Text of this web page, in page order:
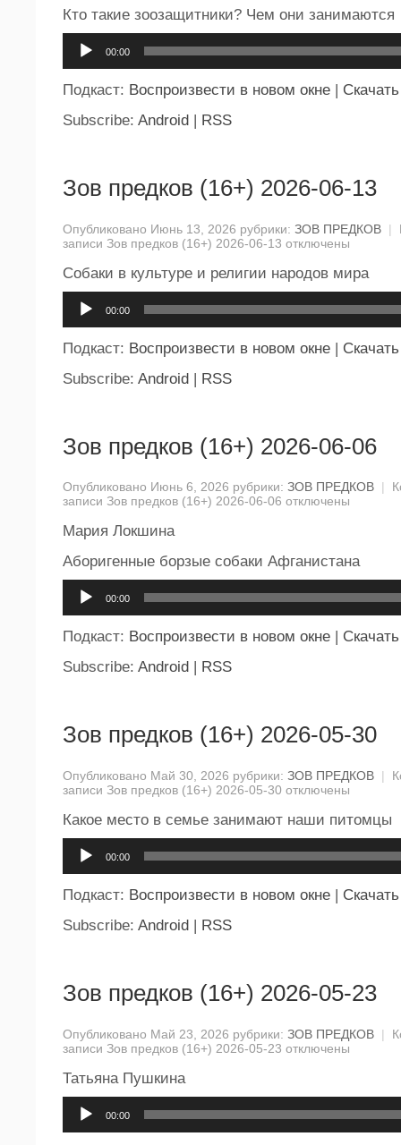
Кто такие зоозащитники? Чем они занимаются
00:00
Подкаст: Воспроизвести в новом окне
Скачать
Subscribe: Android RSS
Зов предков (16+) 2026-06-13
Опубликовано Июнь 13, 2026 рубрики: ЗОВ ПРЕДКОВ |
записи Зов предков (16+) 2026-06-13 отключены
Собаки в культуре и религии народов мира
00:00
Подкаст: Воспроизвести в новом окне | Скачать
Subscribe: Android | RSS
Зов предков (16+) 2026-06-06
Опубликовано Июнь 6, 2026 рубрики: ЗОВ ПРЕДКОВ |
записи Зов предков (16+) 2026-06-06 отключены
Мария Локшина
Аборигенные борзые собаки Афганистана
00:00
Подкаст: Воспроизвести в новом окне
Скачать
Subscribe: Android RSS
Зов предков (16+) 2026-05-30
Опубликовано Май 30, 2026 рубрики: ЗОВ ПРЕДКОВ |
записи Зов предков (16+) 2026-05-30 отключены
Какое место в семье занимают наши питомцы
00:00
Подкаст: Воспроизвести в новом окне | Скачать
Subscribe: Android | RSS
Зов предков (16+) 2026-05-23
Опубликовано Май 23, 2026 рубрики: ЗОВ ПРЕДКОВ |
записи Зов предков (16+) 2026-05-23 отключены
Татьяна Пушкина
00:00